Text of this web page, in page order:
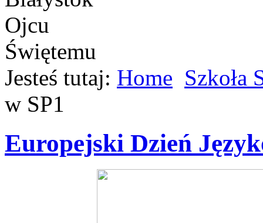
Jesteś tutaj: Home Szkoła
w SP1
Europejski Dzień